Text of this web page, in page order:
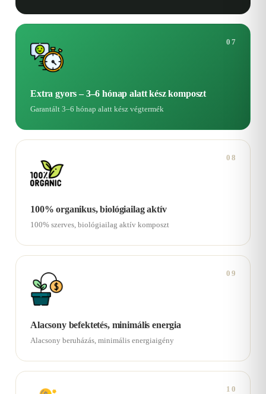
07
Extra gyors – 3–6 hónap alatt kész komposzt
Garantált 3–6 hónap alatt kész végtermék
08
100% organikus, biológiailag aktív
100% szerves, biológiailag aktív komposzt
09
Alacsony befektetés, minimális energia
Alacsony beruházás, minimális energiaigény
10